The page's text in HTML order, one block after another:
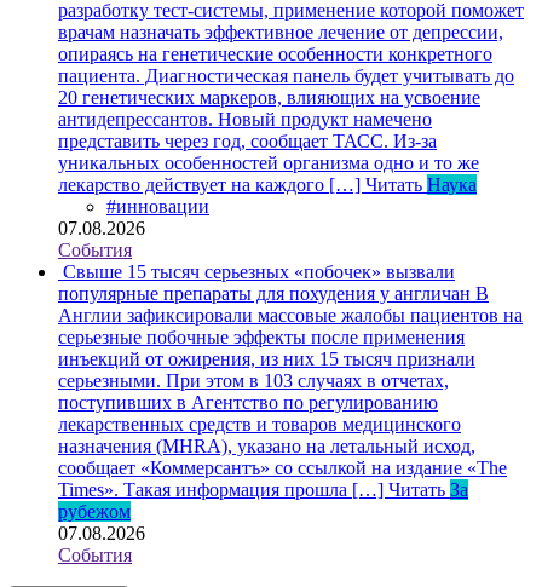
разработку тест-системы, применение которой поможет
врачам назначать эффективное лечение от депрессии,
опираясь на генетические особенности конкретного
пациента. Диагностическая панель будет учитывать до
20 генетических маркеров, влияющих на усвоение
антидепрессантов. Новый продукт намечено
представить через год, сообщает ТАСС. Из-за
уникальных особенностей организма одно и то же
лекарство действует на каждого […] Читать Наука
#инновации
07.08.2026
События
Свыше 15 тысяч серьезных «побочек» вызвали
популярные препараты для похудения у англичан В
Англии зафиксировали массовые жалобы пациентов на
серьезные побочные эффекты после применения
инъекций от ожирения, из них 15 тысяч признали
серьезными. При этом в 103 случаях в отчетах,
поступивших в Агентство по регулированию
лекарственных средств и товаров медицинского
назначения (MHRA), указано на летальный исход,
сообщает «Коммерсантъ» со ссылкой на издание «The
Times». Такая информация прошла […] Читать За
рубежом
07.08.2026
События